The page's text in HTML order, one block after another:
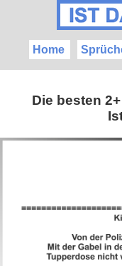
Home
Die besten